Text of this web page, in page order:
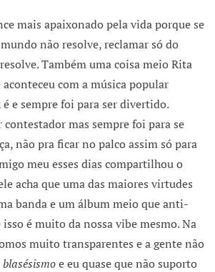
mais apaixonado pela vida porque se
não resolve, reclamar só do
Também uma coisa meio Rita
aconteceu com a música popular
e sempre foi para ser divertido.
contestador mas sempre foi para se
não pra ficar no palco assim só para
meu esses dias compartilhou o
acha que uma das maiores virtudes
banda e um álbum meio que anti-
é muito da nossa vibe mesmo. Na
muito transparentes e a gente não
blasésismoe eu quase que não suporto